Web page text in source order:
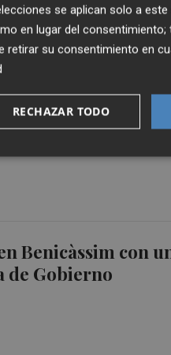
cobran la
son ni la mitad
Benicàssim con
de Gobierno
se aplican solo a
en lugar del consentimiento;
retirar su consentimiento en
RECHAZAR TODO